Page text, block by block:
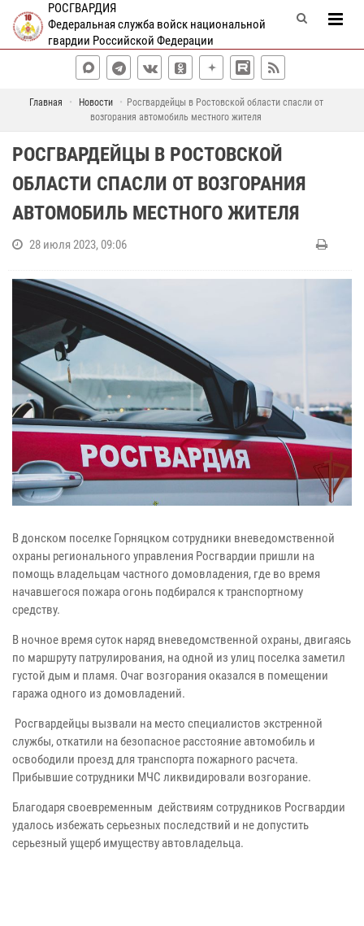
РОСГВАРДИЯ
Федеральная служба войск национальной
гвардии Российской Федерации
Главная Новости
Росгвардейцы в Ростовской области спасли от
возгорания автомобиль местного жителя
РОСГВАРДЕЙЦЫ В РОСТОВСКОЙ
ОБЛАСТИ СПАСЛИ ОТ ВОЗГОРАНИЯ
АВТОМОБИЛЬ МЕСТНОГО ЖИТЕЛЯ
28 июля 2023, 09:06
В донском поселке Горняцком сотрудники вневедомственной
охраны регионального управления Росгвардии пришли на
помощь владельцам частного домовладения, где во время
начавшегося пожара огонь подбирался к транспортному
средству.
В ночное время суток наряд вневедомственной охраны, двигаясь
по маршруту патрулирования, на одной из улиц поселка заметил
густой дым и пламя. Очаг возгорания оказался в помещении
гаража одного из домовладений.
Росгвардейцы вызвали на место специалистов экстренной
службы, откатили на безопасное расстояние автомобиль и
освободили проезд для транспорта пожарного расчета.
Прибывшие сотрудники МЧС ликвидировали возгорание.
Благодаря своевременным действиям сотрудников Росгвардии
удалось избежать серьезных последствий и не допустить
серьезный ущерб имуществу автовладельца.